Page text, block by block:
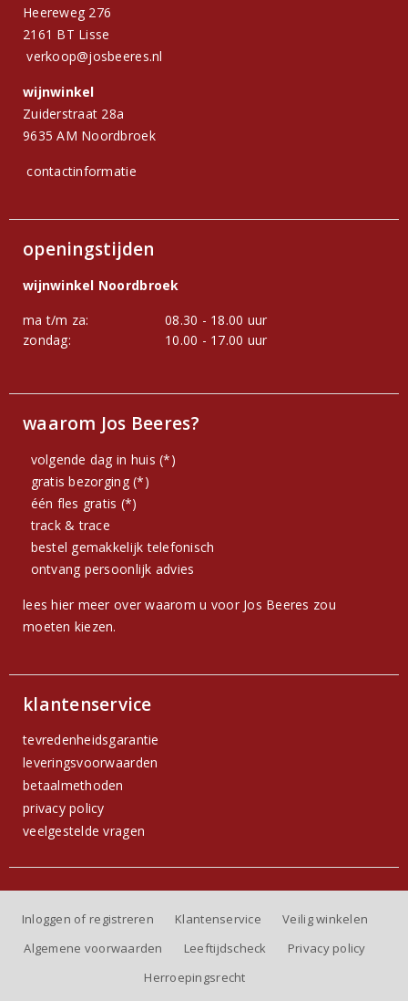
Heereweg 276
2161 BT Lisse
verkoop@josbeeres.nl
wijnwinkel
Zuiderstraat 28a
9635 AM Noordbroek
contactinformatie
openingstijden
wijnwinkel Noordbroek
ma t/m za:
08.30 - 18.00 uur
zondag:
10.00 - 17.00 uur
waarom Jos Beeres?
volgende dag in huis (*)
gratis bezorging (*)
één fles gratis (*)
track & trace
bestel gemakkelijk telefonisch
ontvang persoonlijk advies
lees hier meer over waarom u voor Jos Beeres zou
moeten kiezen.
klantenservice
tevredenheidsgarantie
leveringsvoorwaarden
betaalmethoden
privacy policy
veelgestelde vragen
Inloggen of registreren Klantenservice
Veilig winkelen
Algemene voorwaarden
Leeftijdscheck
Privacy policy
Herroepingsrecht